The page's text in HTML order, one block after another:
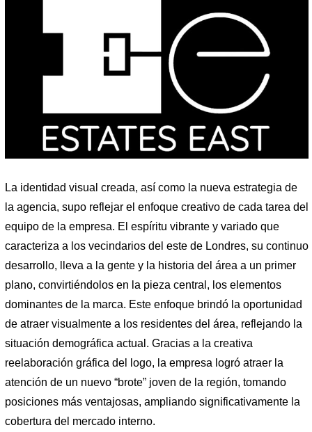
La identidad visual creada, así como la nueva estrategia de
la agencia, supo reflejar el enfoque creativo de cada tarea del
equipo de la empresa. El espíritu vibrante y variado que
caracteriza a los vecindarios del este de Londres, su continuo
desarrollo, lleva a la gente y la historia del área a un primer
plano, convirtiéndolos en la pieza central, los elementos
dominantes de la marca. Este enfoque brindó la oportunidad
de atraer visualmente a los residentes del área, reflejando la
situación demográfica actual. Gracias a la creativa
reelaboración gráfica del logo, la empresa logró atraer la
atención de un nuevo “brote” joven de la región, tomando
posiciones más ventajosas, ampliando significativamente la
cobertura del mercado interno.